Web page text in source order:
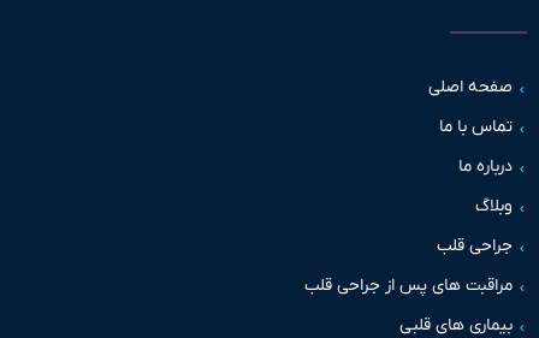
اصلی
با ما
ما
قلب
های پس از جراحی قلب
های قلبی